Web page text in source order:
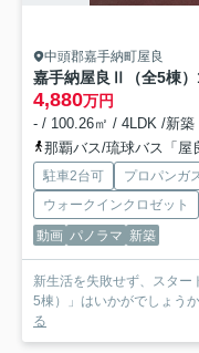
中頭郡嘉手納町屋良
嘉手納屋良Ⅱ（全5棟
4,880万円
- / 100.26㎡ / 4LDK /新築
那覇バス/琉球バス「
駐車2台可 プロパンガ
ウォークインクロゼット
動画 パノラマ 新築
新生活を失敗せず、スタ
5棟）」はいかがでしょう
る